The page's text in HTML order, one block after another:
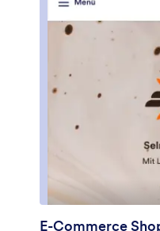
oder jeden Desktop
nutzen. Behalten Sie
den Überblick über
E-Commerce